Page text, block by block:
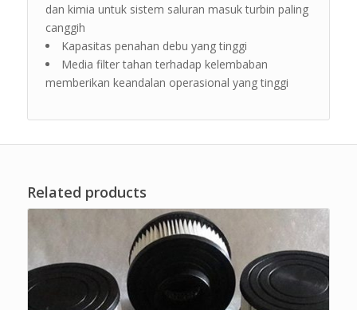
dan kimia untuk sistem saluran masuk turbin paling
canggih
Kapasitas penahan debu yang tinggi
Media filter tahan terhadap kelembaban
memberikan keandalan operasional yang tinggi
Related products